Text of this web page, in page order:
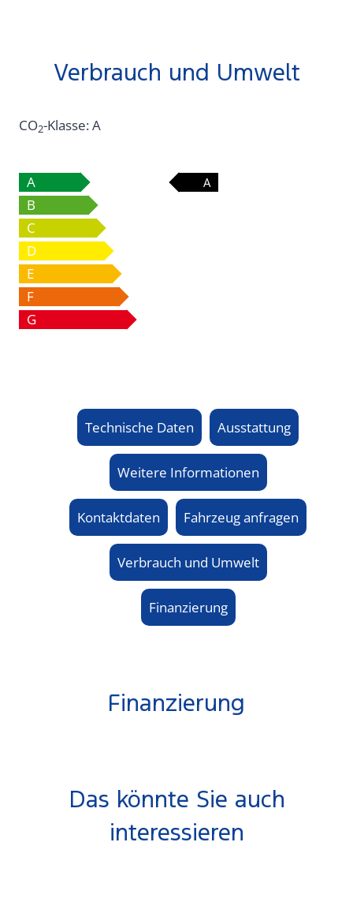
Verbrauch und Umwelt
CO2-Klasse:A
A A
B
C
D
E
F
G
Technische Daten Ausstattung
Weitere Informationen
Kontaktdaten Fahrzeug anfragen
Verbrauch und Umwelt
Finanzierung
Finanzierung
Das könnte Sie auch
interessieren